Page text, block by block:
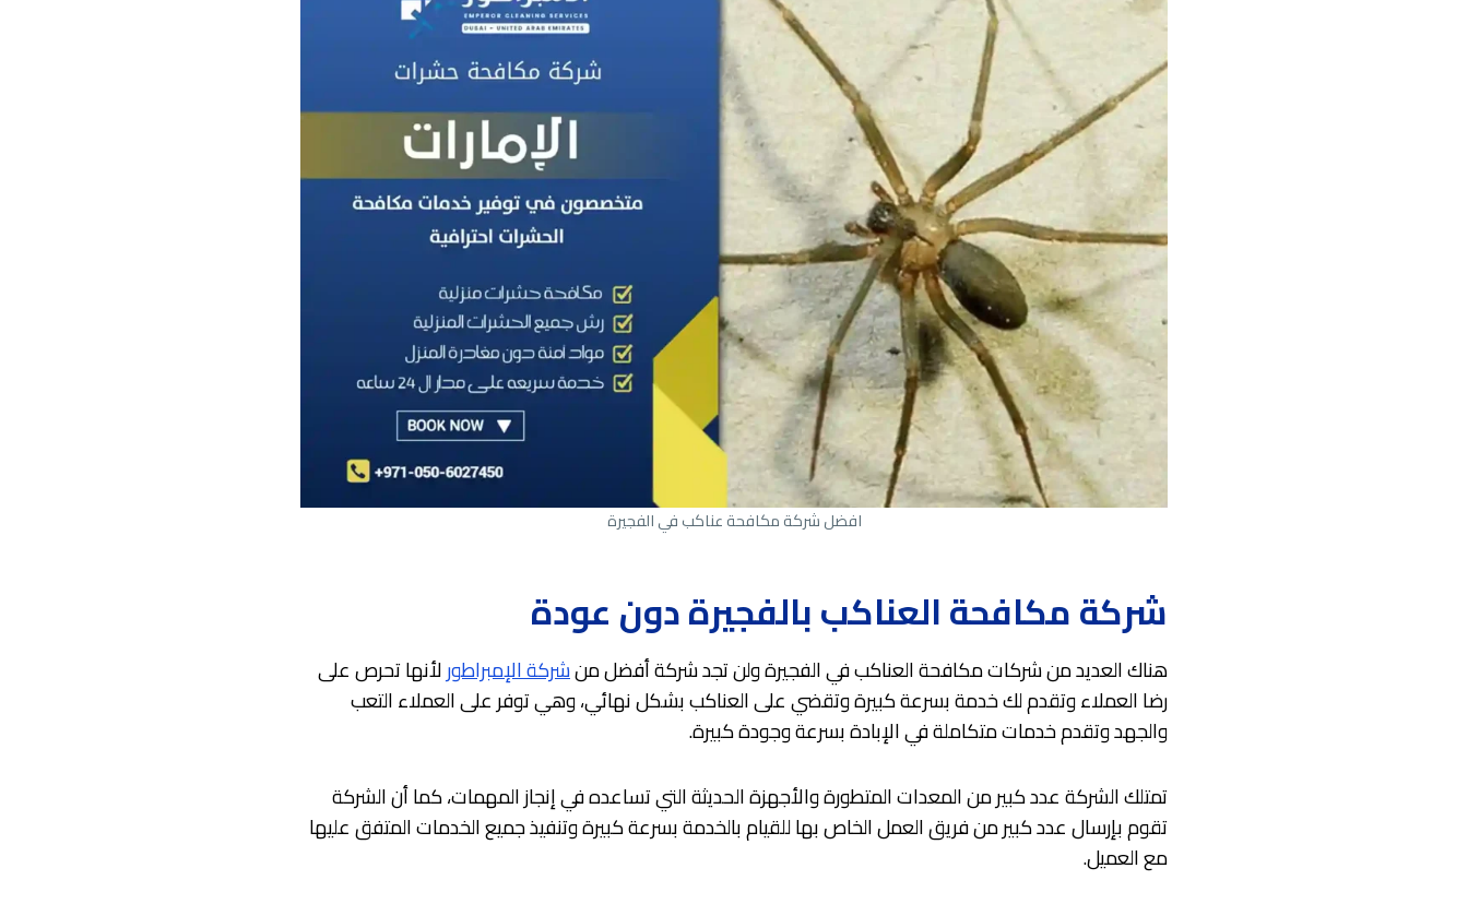
افضل شركة مكافحة عناكب في الفجيرة
شركة مكافحة العناكب بالفجيرة دون عودة
هناك العديد من شركات مكافحة العناكب في الفجيرة ولن تجد شركة أفضل منشركة الإمبراطورلأنها تحرص على
رضا العملاء وتقدم لك خدمة بسرعة كبيرة وتقضي على العناكب بشكل نهائي، وهي توفر على العملاء التعب
والجهد وتقدم خدمات متكاملة في الإبادة بسرعة وجودة كبيرة.
تمتلك الشركة عدد كبير من المعدات المتطورة والأجهزة الحديثة التي تساعده في إنجاز المهمات، كما أن الشركة
تقوم بإرسال عدد كبير من فريق العمل الخاص بها للقيام بالخدمة بسرعة كبيرة وتنفيذ جميع الخدمات المتفق عليها
مع العميل.